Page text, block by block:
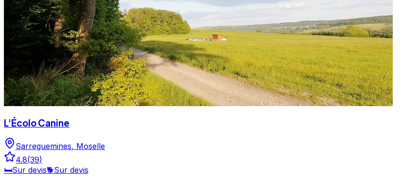
L'Écolo Canine
Sarreguemines, Moselle
4.8(39)
🛏️Sur devis🐕Sur devis